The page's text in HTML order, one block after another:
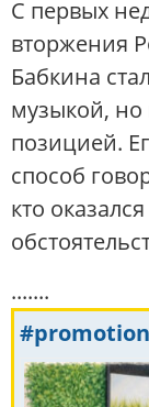
С первых
вторжения
Бабкина
музыкой, но
позицией.
способ
кто
.......
#promotion